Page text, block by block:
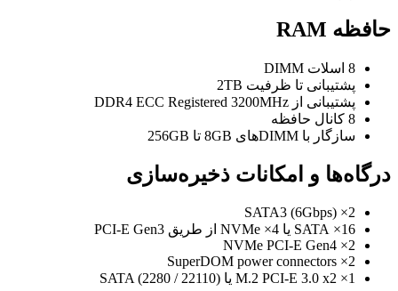
حافظه RAM
8 اسلات DIMM
پشتیبانی تا ظرفیت 2TB
پشتیبانی از DDR4 ECC Registered 3200MHz
8 کانال حافظه
سازگار با DIMMهای 8GB تا 256GB
درگاه‌ها و امکانات ذخیره‌سازی
2× SATA3 (6Gbps)
16× SATA یا 4× NVMe از طریق PCI-E Gen3
2× NVMe PCI-E Gen4
2× SuperDOM power connectors
1× M.2 PCI-E 3.0 x2 یا SATA (2280 / 22110)